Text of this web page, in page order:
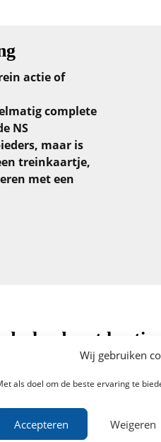
Wij gebruiken
als doel om de beste ervaring te
Accepteren Weigeren
actie of
complete
NS
maar is
treinkaartje,
met een
met
en vervolgens in het menu